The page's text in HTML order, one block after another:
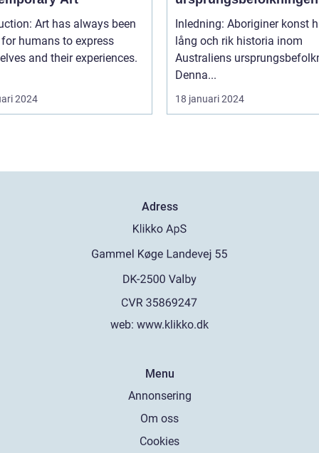
Art has always been
humans to express
and their experiences.
2024
unika konstform
Inledning: Aboriginer konst
lång och rik historia inom
Australiens
Denna...
18 januari 2024
Adress
web: www.klikko.dk
Menu
Annonsering
Om oss
Cookies